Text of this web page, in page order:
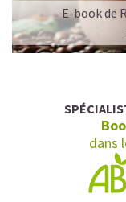
E-book de
dans